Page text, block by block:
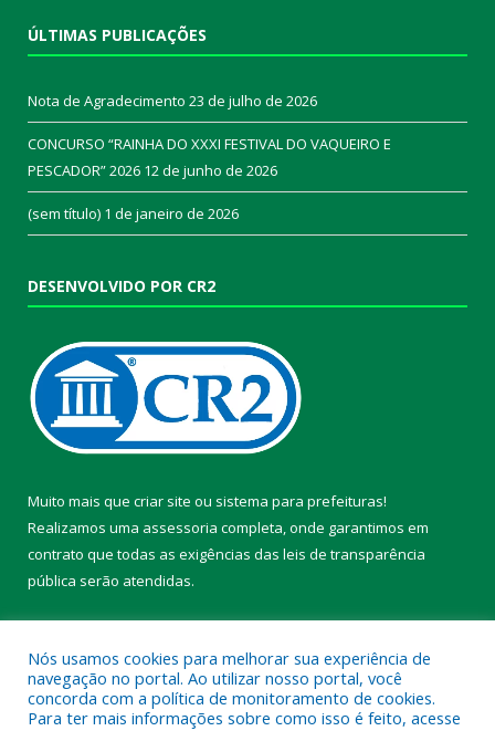
ÚLTIMAS PUBLICAÇÕES
Nota de Agradecimento 23 de julho de 2026
CONCURSO “RAINHA DO XXXI FESTIVAL DO VAQUEIRO E
PESCADOR” 2026 12 de junho de 2026
(sem título) 1 de janeiro de 2026
DESENVOLVIDO POR CR2
Muito mais que criar site ou sistema para prefeituras!
Realizamos uma assessoria completa, onde garantimos em
contrato que todas as exigências das leis de transparência
pública serão atendidas.
Nós usamos cookies para melhorar sua experiência de
navegação no portal. Ao utilizar nosso portal, você
concorda com a política de monitoramento de cookies.
Para ter mais informações sobre como isso é feito, acesse